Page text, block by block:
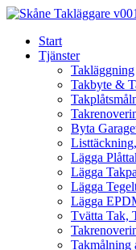
Skip
contentStart
Tjänster
Takläggning
Takbyte &
Byta
Lägga
Lägga
Lägga
Lägga
Tvätta Tak,
Takmålning